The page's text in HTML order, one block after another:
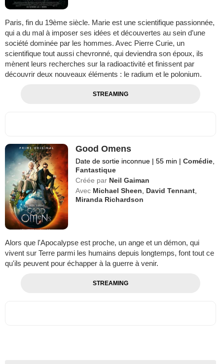
Paris, fin du 19ème siècle. Marie est une scientifique passionnée,
qui a du mal à imposer ses idées et découvertes au sein d’une
société dominée par les hommes. Avec Pierre Curie, un
scientifique tout aussi chevronné, qui deviendra son époux, ils
mènent leurs recherches sur la radioactivité et finissent par
découvrir deux nouveaux éléments : le radium et le polonium.
STREAMING
Good Omens
Date de sortie inconnue | 55 min | Comédie
Fantastique
Créée par Neil Gaiman
Avec Michael Sheen David Tennant
Miranda Richardson
Alors que l'Apocalypse est proche, un ange et un démon, qui
vivent sur Terre parmi les humains depuis longtemps, font tout ce
qu'ils peuvent pour échapper à la guerre à venir.
STREAMING